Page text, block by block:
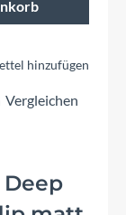
hinzufügen
Vergleichen